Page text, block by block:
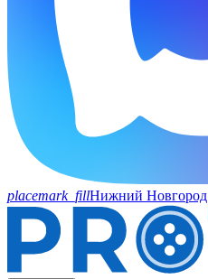
placemark_fillНижний Новгород